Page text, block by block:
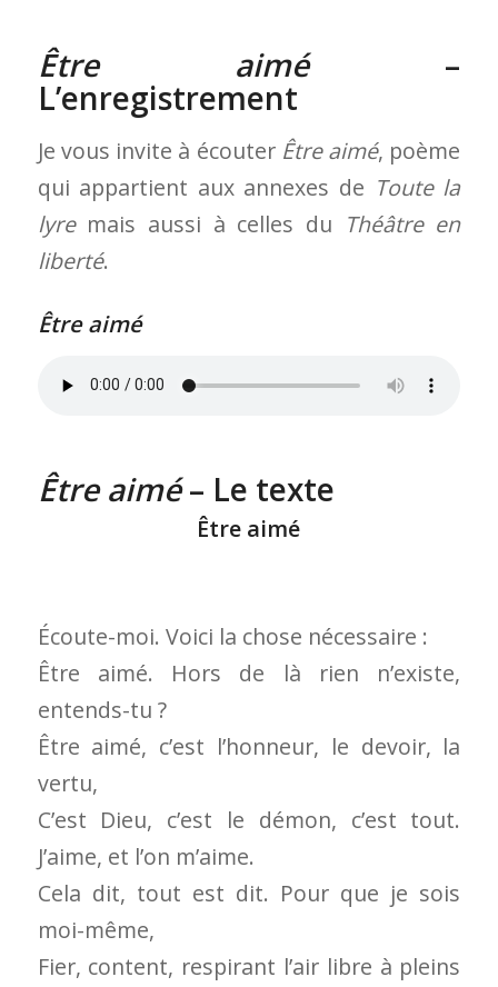
Être aimé–
L’enregistrement
Je vous invite à écouter Être aimé, poème
qui appartient aux annexes de Toute la
lyremais aussi à celles du Théâtre en
liberté.
Être aimé
Être aimé– Le texte
Être aimé
Écoute-moi. Voici la chose nécessaire :
Être aimé. Hors de là rien n’existe,
entends-tu ?
Être aimé, c’est l’honneur, le devoir, la
vertu,
C’est Dieu, c’est le démon, c’est tout.
J’aime, et l’on m’aime.
Cela dit, tout est dit. Pour que je sois
moi-même,
Fier, content, respirant l’air libre à pleins